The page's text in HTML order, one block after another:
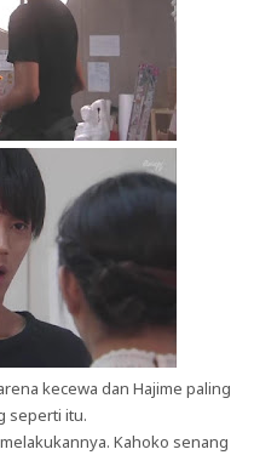
kecewa dan Hajime paling
seperti itu.
Kahoko senang